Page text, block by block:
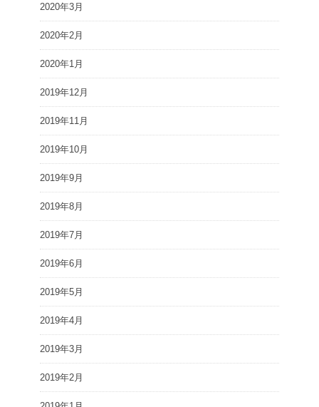
2020年3月
2020年2月
2020年1月
2019年12月
2019年11月
2019年10月
2019年9月
2019年8月
2019年7月
2019年6月
2019年5月
2019年4月
2019年3月
2019年2月